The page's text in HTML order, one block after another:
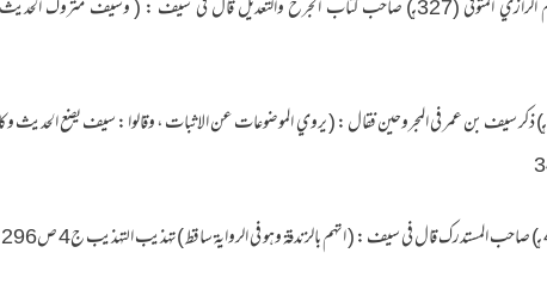
8-وقال ابن حبان المتوفى (354 هـ) ذكر سيف بن عمر في المجروحين فقال : ( يروي الموضوعات عن الاثبات ، وقالوا : سيف يضع